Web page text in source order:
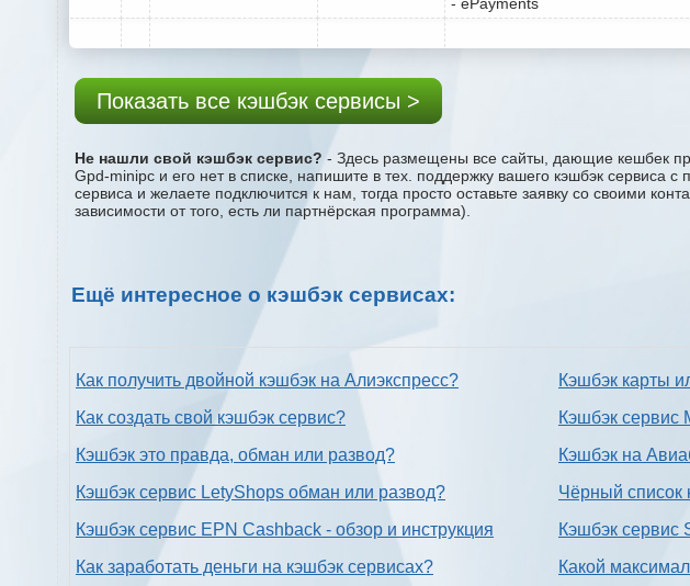
Показать все кэшбэк сервисы >
Не нашли свой кэшбэк сервис? - Здесь размещены все сайты, дающие кешбек
Gpd-minipc и его нет в списке, напишите в тех. поддержку вашего кэшбэк сервиса
сервиса и желаете подключится к нам, тогда просто оставьте заявку со своими
зависимости от того, есть ли партнёрская программа).
Ещё интересное о кэшбэк сервисах:
Как получить двойной кэшбэк на Алиэкспресс?
Как создать свой кэшбэк сервис?
Кэшбэк это правда, обман или развод?
Кэшбэк сервис LetyShops обман или развод?
Кэшбэк сервис EPN Cashback - обзор и инструкция
Как заработать деньги на кэшбэк сервисах?
Кэшбэк карты
Кэшбэк сервис
Кэшбэк на
Чёрный список
Кэшбэк сервис
Какой